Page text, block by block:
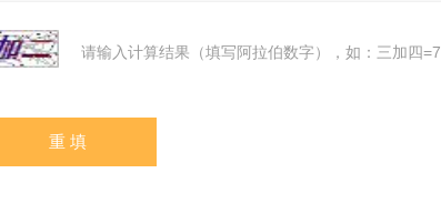
请输入计算结果（填写阿拉伯数字），如：三加四=7